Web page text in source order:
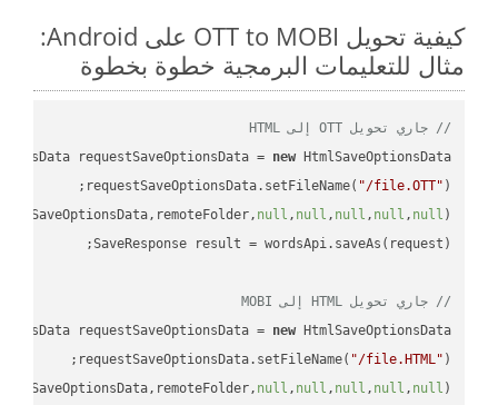
كيفية تحويل OTT to MOBI على Android:
مثال للتعليمات البرمجية خطوة بخطوة
// جاري تحويل OTT إلى HTML
requestSaveOptionsData = new
requestSaveOptionsData.setFileName( "/file.OTT"
null , null , null , null , null
// جاري تحويل HTML إلى MOBI
requestSaveOptionsData = new
requestSaveOptionsData.setFileName( "/file.HTML"
null , null , null , null , null